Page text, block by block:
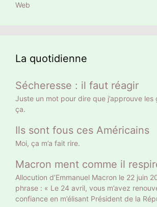
Web
La quotidienne
Sécheresse : il faut réagir
Juste un mot pour dire que j’approuve
ça.
Ils sont fous ces Américains
Moi, ça m’a fait rire.
Macron ment comme il
Allocution d’Emmanuel Macron le 22 juin
phrase : « Le 24 avril, vous m’avez
confiance en m’élisant Président de la